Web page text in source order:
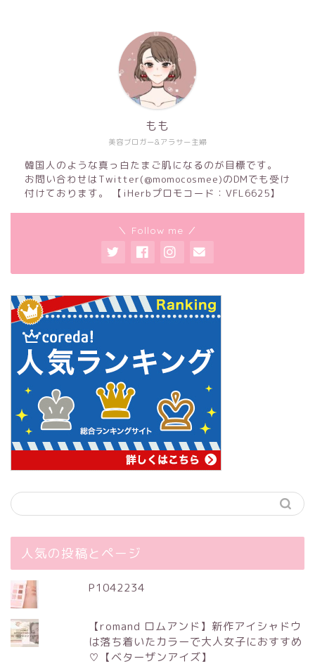
美容ブロガー&アラサー主婦
もも
韓国人のような真っ白たまご肌になるのが目標です。
お問い合わせはTwitter(@momocosmee)のDMでも受け
付けております。 【iHerbプロモコード：VFL6625】
＼ Follow me ／
人気の投稿とページ
P1042234
【romand ロムアンド】新作アイシャドウ
は落ち着いたカラーで大人女子におすすめ
♡【ベターザンアイズ】